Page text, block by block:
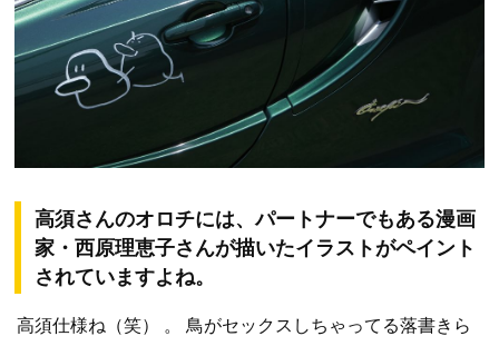
高須さんのオロチには、パートナーでもある漫画
家・西原理恵子さんが描いたイラストがペイント
されていますよね。
高須仕様ね（笑） 。 鳥がセックスしちゃってる落書きら